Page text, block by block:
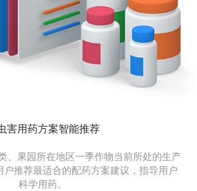
害用药方案智能推荐
、果园所在地区一季作物当前所处的生产
户推荐最适合的配药方案建议，指导用户
科学用药。